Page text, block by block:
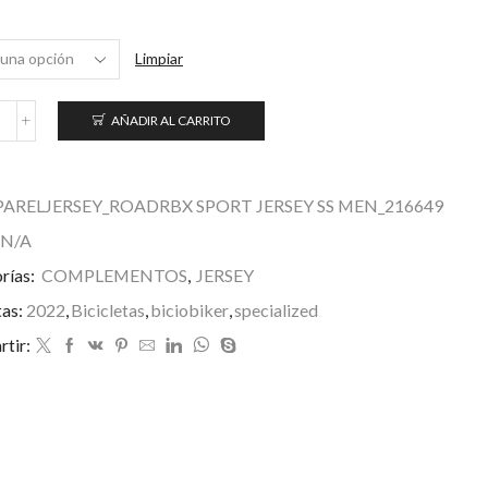
Limpiar
AÑADIR AL CARRITO
SPORT JERSEY SS MEN_216649
N/A
COMPLEMENTOS, JERSEY
2022,Bicicletas,biciobiker,specialized